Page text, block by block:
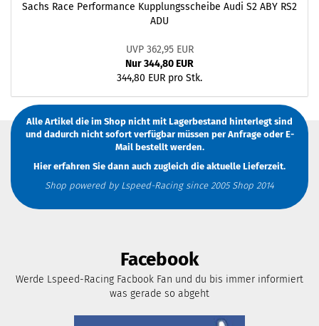
Sachs Race Performance Kupplungsscheibe Audi S2 ABY RS2
ADU
UVP 362,95 EUR
Nur 344,80 EUR
344,80 EUR pro Stk.
Alle Artikel die im Shop nicht mit Lagerbestand hinterlegt sind
und dadurch nicht sofort verfügbar müssen per AnfrageoderE-
Mailbestellt werden.
Hier erfahren Sie dann auch zugleich die aktuelle Lieferzeit.
Shop powered by Lspeed-Racing since 2005 Shop 2014
Facebook
Werde Lspeed-Racing Facbook Fan und du bis immer informiert
was gerade so abgeht